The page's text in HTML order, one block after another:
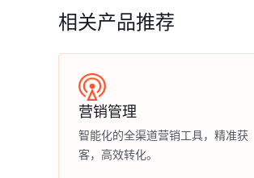
相关产品推荐
营销管理
智能化的全渠道营销工具，精准获
客，高效转化。